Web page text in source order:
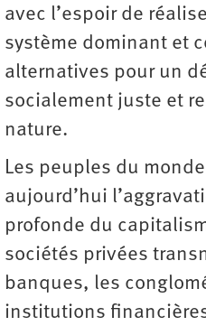
avec l’espoir de
système dominant et
alternatives pour un
socialement juste et
nature.
Les peuples du
aujourd’hui
profonde du
sociétés privées
banques, les
institutions